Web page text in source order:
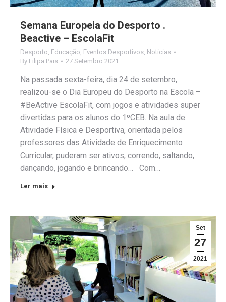
Semana Europeia do Desporto .
Beactive – EscolaFit
Desporto, Educação, Eventos Desportivos, Notícias
By Filipa Pais 27 Setembro 2021
Na passada sexta-feira, dia 24 de setembro,
realizou-se o Dia Europeu do Desporto na Escola –
#BeActive EscolaFit, com jogos e atividades super
divertidas para os alunos do 1ºCEB. Na aula de
Atividade Física e Desportiva, orientada pelos
professores das Atividade de Enriquecimento
Curricular, puderam ser ativos, correndo, saltando,
dançando, jogando e brincando… Com…
Ler mais
Set
27
2021